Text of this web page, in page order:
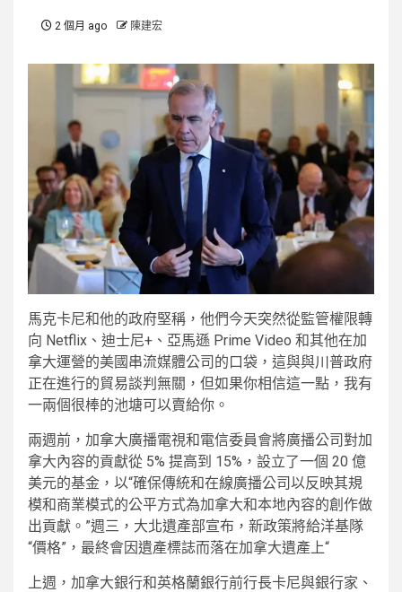
2 個月 ago 陳建宏
馬克卡尼和他的政府堅稱，他們今天突然從監管權限轉
向 Netflix、迪士尼+、亞馬遜 Prime Video 和其他在加
拿大運營的美國串流媒體公司的口袋，這與與川普政府
正在進行的貿易談判無關，但如果你相信這一點，我有
一兩個很棒的池塘可以賣給你。
兩週前，加拿大廣播電視和電信委員會將廣播公司對加
拿大內容的貢獻從 5% 提高到 15%，設立了一個 20 億
美元的基金，以“確保傳統和在線廣播公司以反映其規
模和商業模式的公平方式為加拿大和本地內容的創作做
出貢獻。”週三，大北遺產部宣布，新政策將給洋基隊
“價格”，最終會因遺產標誌而落在加拿大遺產上“
上週，加拿大銀行和英格蘭銀行前行長卡尼與銀行家、